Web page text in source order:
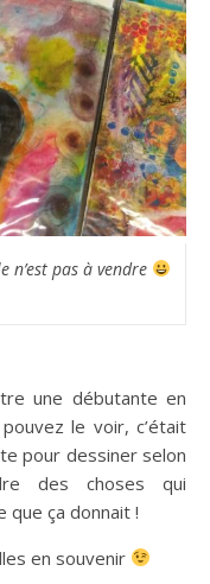
n’est pas à vendre
une débutante en
le voir, c’était
pour dessiner selon
des choses qui
que ça donnait !
en souvenir